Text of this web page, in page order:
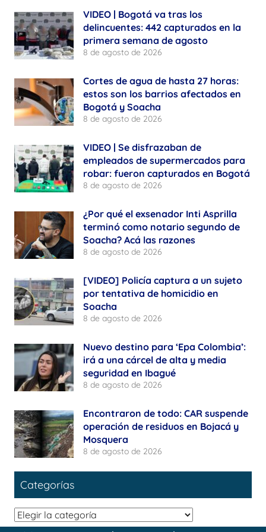
VIDEO | Bogotá va tras los
delincuentes: 442 capturados en la
primera semana de agosto
8 de agosto de 2026
Cortes de agua de hasta 27 horas:
estos son los barrios afectados en
Bogotá y Soacha
8 de agosto de 2026
VIDEO | Se disfrazaban de
empleados de supermercados para
robar: fueron capturados en Bogotá
8 de agosto de 2026
¿Por qué el exsenador Inti Asprilla
terminó como notario segundo de
Soacha? Acá las razones
8 de agosto de 2026
[VIDEO] Policía captura a un sujeto
por tentativa de homicidio en
Soacha
8 de agosto de 2026
Nuevo destino para ‘Epa Colombia’:
irá a una cárcel de alta y media
seguridad en Ibagué
8 de agosto de 2026
Encontraron de todo: CAR suspende
operación de residuos en Bojacá y
Mosquera
8 de agosto de 2026
Categorías
Categorías